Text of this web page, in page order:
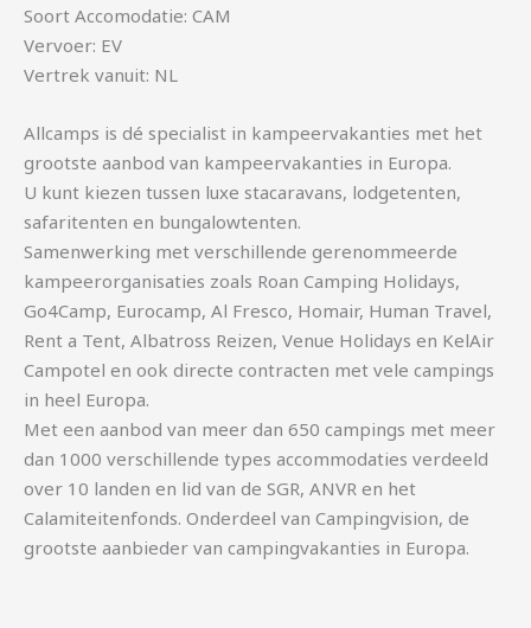
Soort Accomodatie: CAM
Vervoer: EV
Vertrek vanuit: NL
Allcamps is dé specialist in kampeervakanties met het
grootste aanbod van kampeervakanties in Europa.
U kunt kiezen tussen luxe stacaravans, lodgetenten,
safaritenten en bungalowtenten.
Samenwerking met verschillende gerenommeerde
kampeerorganisaties zoals Roan Camping Holidays,
Go4Camp, Eurocamp, Al Fresco, Homair, Human Travel,
Rent a Tent, Albatross Reizen, Venue Holidays en KelAir
Campotel en ook directe contracten met vele campings
in heel Europa.
Met een aanbod van meer dan 650 campings met meer
dan 1000 verschillende types accommodaties verdeeld
over 10 landen en lid van de SGR, ANVR en het
Calamiteitenfonds. Onderdeel van Campingvision, de
grootste aanbieder van campingvakanties in Europa.